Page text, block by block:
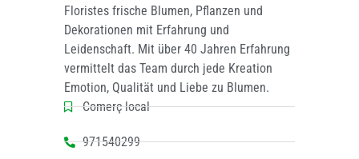
Floristes frische Blumen, Pflanzen und
Dekorationen mit Erfahrung und
Leidenschaft. Mit über 40 Jahren Erfahrung
vermittelt das Team durch jede Kreation
Emotion, Qualität und Liebe zu Blumen.
Comerç local
971540299